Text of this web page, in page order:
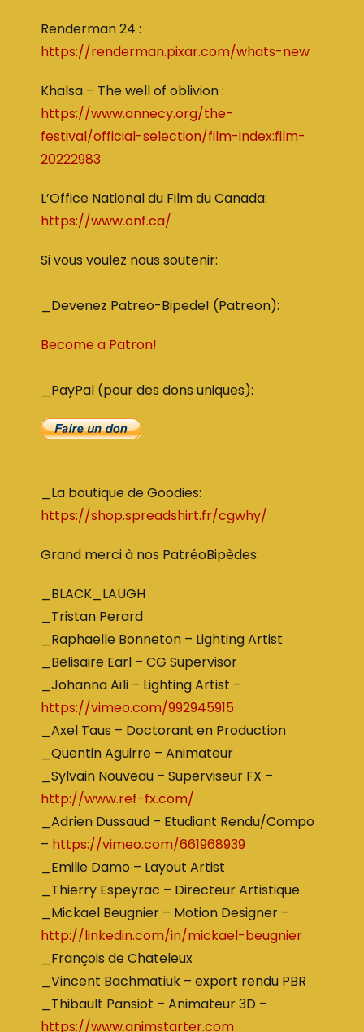
Renderman 24 :
https://renderman.pixar.com/whats-new
Khalsa – The well of oblivion :
https://www.annecy.org/the-
festival/official-selection/film-index:film-
20222983
L’Office National du Film du Canada:
https://www.onf.ca/
Si vous voulez nous soutenir:
_Devenez Patreo-Bipede! (Patreon):
Become a Patron!
_PayPal (pour des dons uniques):
_La boutique de Goodies:
https://shop.spreadshirt.fr/cgwhy/
Grand merci à nos PatréoBipèdes:
_BLACK_LAUGH
_Tristan Perard
_Raphaelle Bonneton – Lighting Artist
_Belisaire Earl – CG Supervisor
_Johanna Aïli – Lighting Artist –
https://vimeo.com/992945915
_Axel Taus – Doctorant en Production
_Quentin Aguirre – Animateur
_Sylvain Nouveau – Superviseur FX –
http://www.ref-fx.com/
_Adrien Dussaud – Etudiant Rendu/Compo
– https://vimeo.com/661968939
_Emilie Damo – Layout Artist
_Thierry Espeyrac – Directeur Artistique
_Mickael Beugnier – Motion Designer –
http://linkedin.com/in/mickael-beugnier
_François de Chateleux
_Vincent Bachmatiuk – expert rendu PBR
_Thibault Pansiot – Animateur 3D –
https://www.animstarter.com